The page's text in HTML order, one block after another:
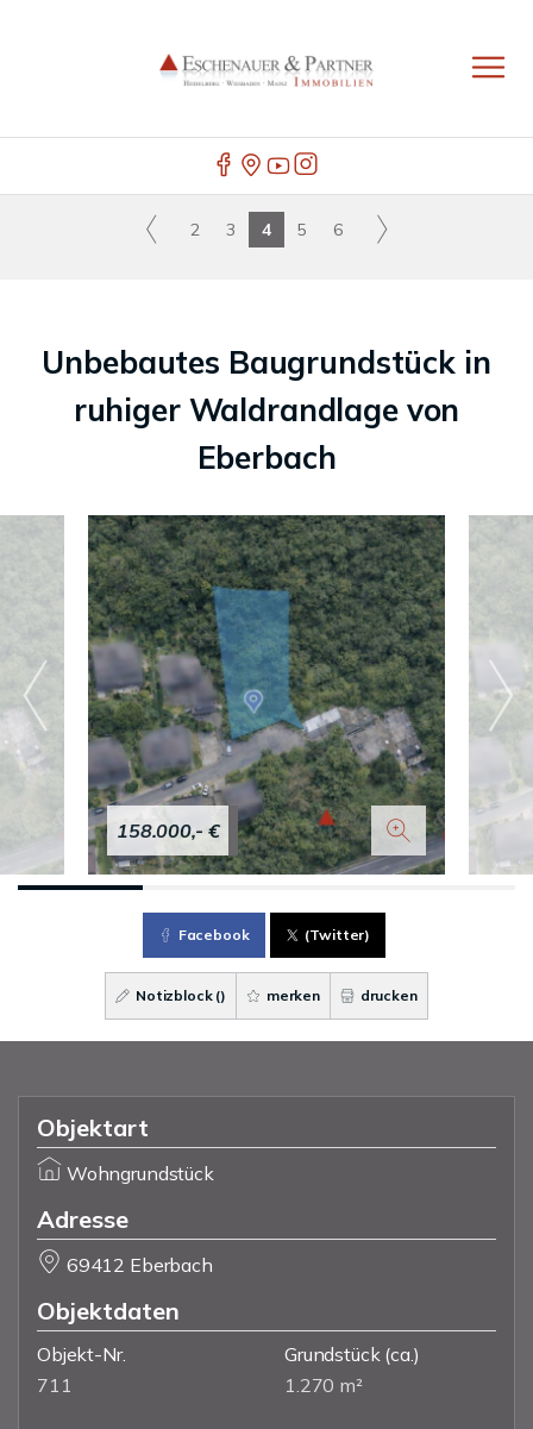
2 3 4 5 6
Unbebautes Baugrundstück in
ruhiger Waldrandlage von
Eberbach
158.000,- €
Facebook (Twitter)
Notizblock () merken drucken
Objektart
Wohngrundstück
Adresse
69412 Eberbach
Objektdaten
Objekt-Nr.
711
Grundstück(ca.)
1.270 m²